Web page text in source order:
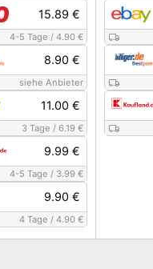
15.89 €
4-5 Tage /4.90 €
8.90 €
siehe Anbieter
11.00 €
3 Tage /6.19 €
9.99 €
4-5 Tage / 3.99 €
9.90 €
4 Tage /4.90 €